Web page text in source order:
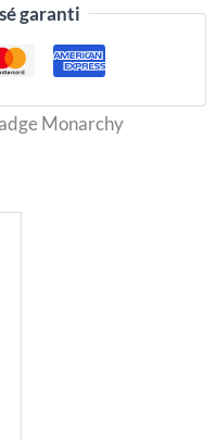
garanti
Monarchy